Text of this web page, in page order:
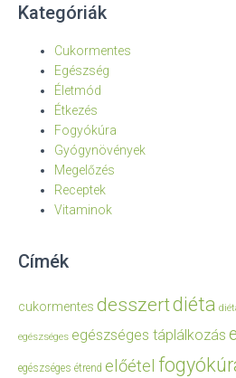
Kategóriák
Cukormentes
Egészség
Életmód
Étkezés
Fogyókúra
Gyógynövények
Megelőzés
Receptek
Vitaminok
Címék
cukormentes desszertdiéta
egészséges egészséges táplálkozás
egészséges étrend előétel